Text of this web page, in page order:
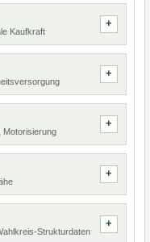
Kaufkraft
Motorisierung
Strukturdaten